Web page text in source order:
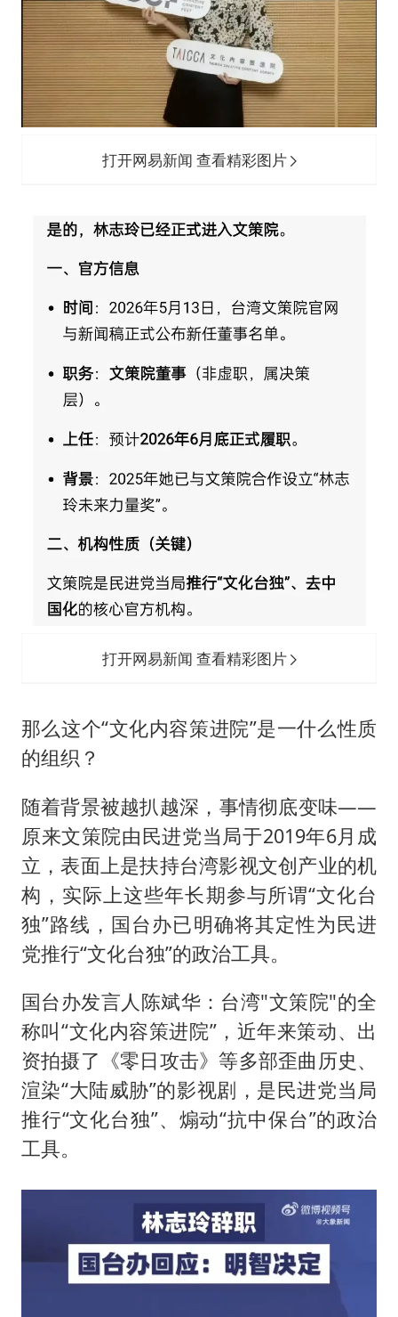
打开网易新闻 查看精彩图片
打开网易新闻 查看精彩图片
那么这个“文化内容策进院”是一什么性质
的组织？
随着背景被越扒越深，事情彻底变味——
原来文策院由民进党当局于2019年6月成
立，表面上是扶持台湾影视文创产业的机
构，实际上这些年长期参与所谓“文化台
独”路线，国台办已明确将其定性为民进
党推行“文化台独”的政治工具。
国台办发言人陈斌华：台湾"文策院"的全
称叫“文化内容策进院”，近年来策动、出
资拍摄了《零日攻击》等多部歪曲历史、
渲染“大陆威胁”的影视剧，是民进党当局
推行“文化台独”、煽动“抗中保台”的政治
工具。